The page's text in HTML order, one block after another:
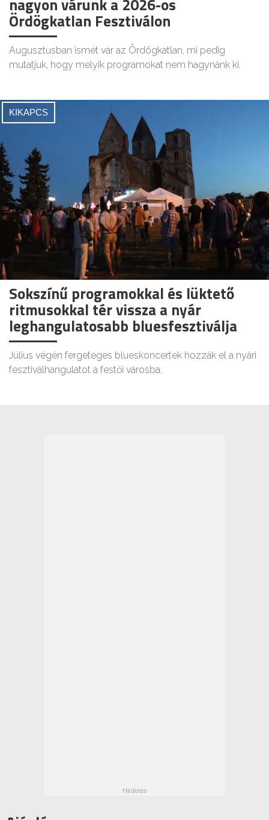
nagyon várunk a 2026-os
Ördögkatlan Fesztiválon
Augusztusban ismét vár az Ördögkatlan, mi pedig
mutatjuk, hogy melyik programokat nem hagynánk ki.
KIKAPCS
Sokszínű programokkal és lüktető
ritmusokkal tér vissza a nyár
leghangulatosabb bluesfesztiválja
Július végén fergeteges blueskoncertek hozzák el a nyári
fesztiválhangulatot a festői városba.